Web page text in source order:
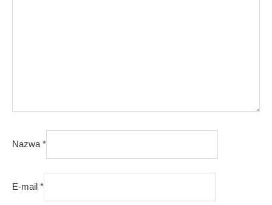
Nazwa *
E-mail *